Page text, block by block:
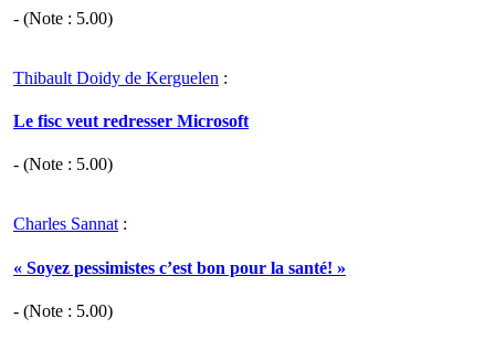
- (Note : 5.00)
Thibault Doidy de Kerguelen :
Le fisc veut redresser Microsoft
- (Note : 5.00)
Charles Sannat :
« Soyez pessimistes c’est bon pour la santé! »
- (Note : 5.00)